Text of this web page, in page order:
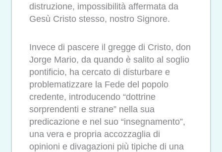
distruzione, impossibilità affermata da
Gesù Cristo stesso, nostro Signore.
Invece di pascere il gregge di Cristo, don
Jorge Mario, da quando è salito al soglio
pontificio, ha cercato di disturbare e
problematizzare la Fede del popolo
credente, introducendo “dottrine
sorprendenti e strane” nella sua
predicazione e nel suo “insegnamento”,
una vera e propria accozzaglia di
opinioni e divagazioni più tipiche di una